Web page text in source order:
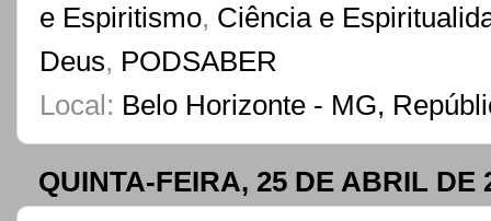
e Espiritismo, Ciência e
Deus, PODSABER
Local: Belo Horizonte - MG,
QUINTA-FEIRA, 25 DE ABRIL DE